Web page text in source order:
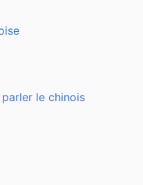
le chinois